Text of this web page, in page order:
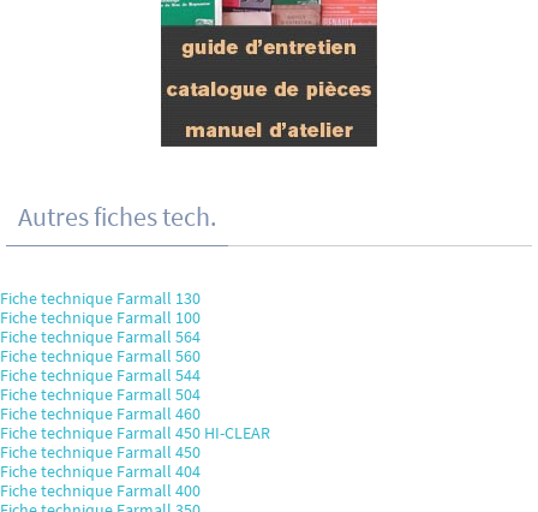
Autres fiches tech.
Fiche technique Farmall 130
Fiche technique Farmall 100
Fiche technique Farmall 564
Fiche technique Farmall 560
Fiche technique Farmall 544
Fiche technique Farmall 504
Fiche technique Farmall 460
Fiche technique Farmall 450 HI-CLEAR
Fiche technique Farmall 450
Fiche technique Farmall 404
Fiche technique Farmall 400